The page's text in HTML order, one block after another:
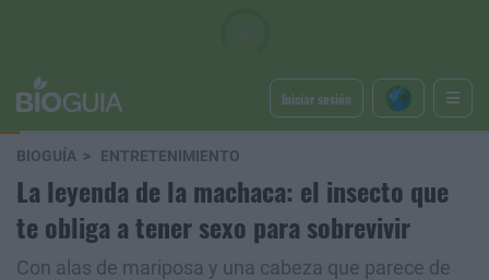
Iniciar sesión
BIOGUÍA ENTRETENIMIENTO
La leyenda de la machaca: el insecto que
te obliga a tener sexo para sobrevivir
Con alas de mariposa y una cabeza que parece de